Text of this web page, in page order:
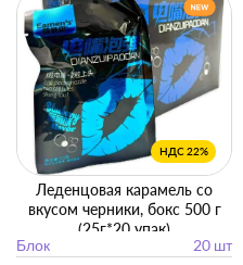
НДС 22%
Леденцовая карамель со
вкусом черники, бокс 500 г
(25г*20 упак)
Блок
20 шт